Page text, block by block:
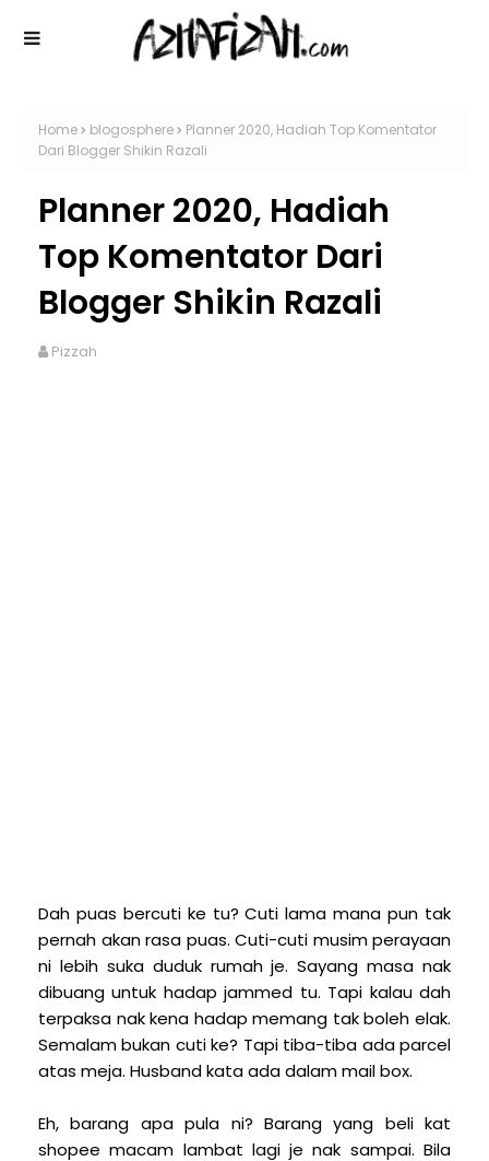
Home blogosphere
Planner 2020, Hadiah Top Komentator
Dari Blogger Shikin Razali
Planner 2020, Hadiah
Top Komentator Dari
Blogger Shikin Razali
Pizzah
Dah puas bercuti ke tu? Cuti lama mana pun tak
pernah akan rasa puas. Cuti-cuti musim perayaan
ni lebih suka duduk rumah je. Sayang masa nak
dibuang untuk hadap jammed tu. Tapi kalau dah
terpaksa nak kena hadap memang tak boleh elak.
Semalam bukan cuti ke? Tapi tiba-tiba ada parcel
atas meja. Husband kata ada dalam mail box.
Eh, barang apa pula ni? Barang yang beli kat
shopee macam lambat lagi je nak sampai. Bila